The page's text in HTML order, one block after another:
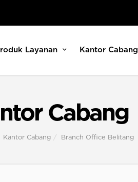
Layanan Kantor Cabang
Cabang
Kantor Cabang Branch Office Belitang